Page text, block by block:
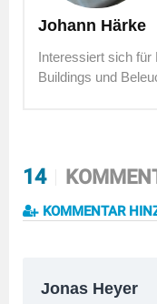
Johann Härke
Interessiert sich für
Buildings und
14
KOMMENTAR
Jonas Heyer